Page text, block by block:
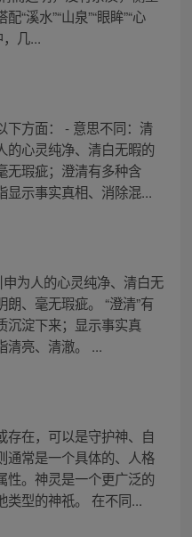
“溪水”“山泉”“眼眸”“心
几...
下方面： - 意思不同：清
的心灵纯净、清白无暇的
无瑕疵；澄清有多种含
显示事实真相、消除混...
为人的心灵纯净、清白无
、毫无瑕疵。 “澄清”有
沉淀下来；显示事实真
清亮、清澈。 ...
存在，可以是守护神、自
通常是一个具体的、人格
性。神灵是一个更广泛的
类型的神祇。 在不同...